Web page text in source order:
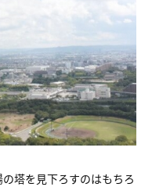
塔を見下ろすのはもちろ